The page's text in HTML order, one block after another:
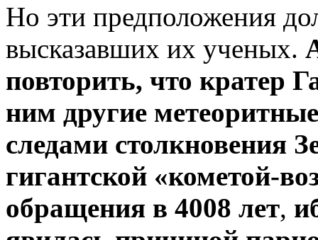
Но эти предположения
высказавших их ученых.
повторить, что кратер
ним другие
следами столкновения
гигантской «кометой-
обращения в 4008 лет,